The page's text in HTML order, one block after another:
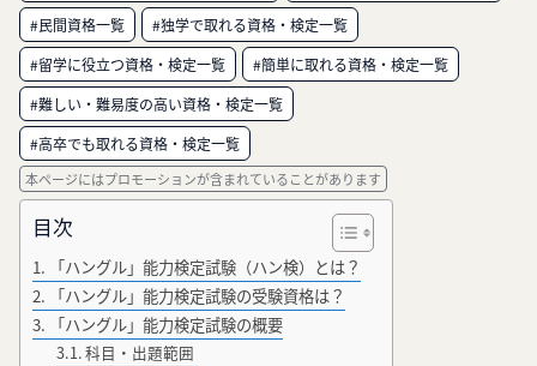
#民間資格一覧
#独学で取れる資格・検定一覧
#留学に役立つ資格・検定一覧
#簡単に取れる資格・検定一覧
#難しい・難易度の高い資格・検定一覧
#高卒でも取れる資格・検定一覧
本ページにはプロモーションが含まれていることがあります
目次
「ハングル」能力検定試験（ハン検）とは？
「ハングル」能力検定試験の受験資格は？
「ハングル」能力検定試験の概要
科目・出題範囲